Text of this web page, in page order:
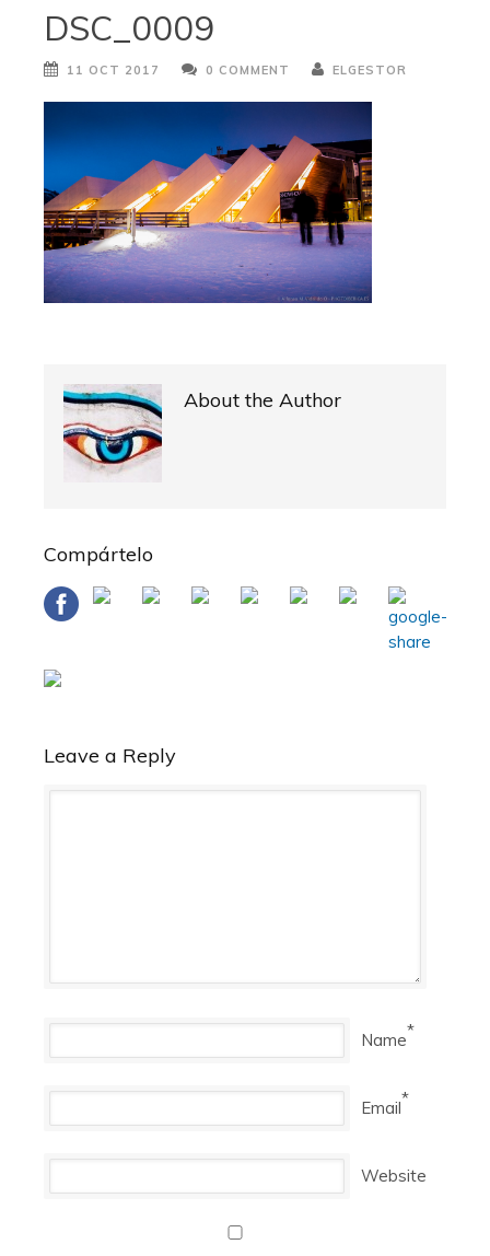
DSC_0009
11 OCT 2017 0 COMMENT ELGESTOR
About the Author
Compártelo
Leave a Reply
Name*
Email*
Website